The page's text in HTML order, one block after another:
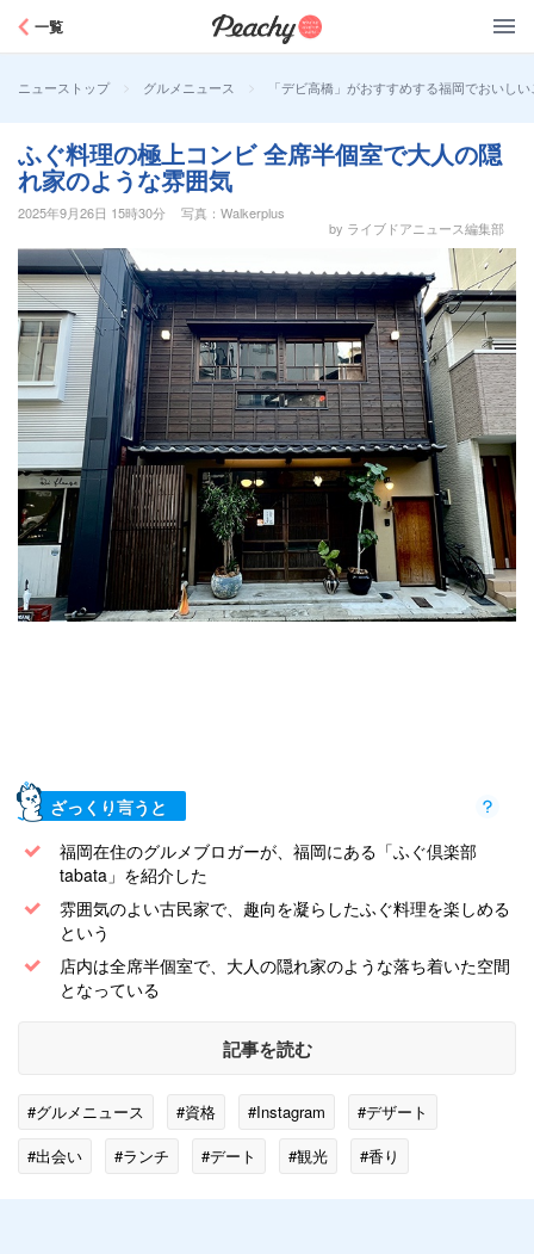
一覧
ニューストップ > グルメニュース > 「デビ高橋」がおすすめする福岡でおいし
ふぐ料理の極上コンビ 全席半個室で大人の隠
れ家のような雰囲気
2025年9月26日 15時30分
写真：Walkerplus
by ライブドアニュース編集部
ざっくり言うと
福岡在住のグルメブロガーが、福岡にある「ふぐ倶楽部
tabata」を紹介した
雰囲気のよい古民家で、趣向を凝らしたふぐ料理を楽しめる
という
店内は全席半個室で、大人の隠れ家のような落ち着いた空間
となっている
記事を読む
#グルメニュース #資格 #Instagram
#デザート
#出会い
#ランチ #デート #観光 #香り